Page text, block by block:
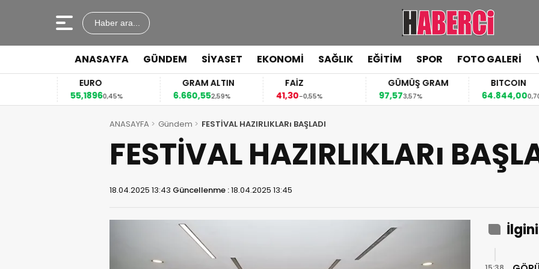
Haber ara...
ANASAYFA GÜNDEM SİYASET EKONOMİ SAĞLIK EĞİTİM SPOR FOTO GALERİ
EURO
55,18960,45%
GRAM ALTIN
6.660,552,59%
FAİZ
41,30-0,55%
GÜMÜŞ GRAM
97,573,57%
BITCOIN
64.844,000,70%
ANASAYFA Gündem FESTİVAL HAZIRLIKLARı BAŞLADI
FESTİVAL HAZIRLIKLARı
18.04.2025 13:43 Güncellenme :18.04.2025 13:45